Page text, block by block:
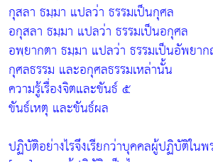
กุสลา ธมฺมา แปลว่า ธรรมเป็นกุศล
อกุสลา ธมฺมา แปลว่า ธรรมเป็นอกุศล
อพฺยากตา ธมฺมา แปลว่า ธรรมเป็นอัพยา
กุศลธรรม และอกุศลธรรมเหล่านั้น
ความรู้เรื่องจิตและขันธ์ ๕
ขันธ์เหตุ และขันธ์ผล
ปฏิบัติอย่างไรจึงเรียกว่าบุคคลผู้ปฏิบัติใน